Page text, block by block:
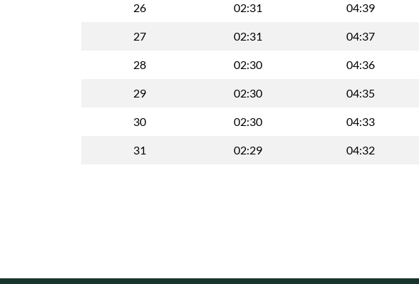
26 02:31 04:39
27 02:31 04:37
28 02:30 04:36
29 02:30 04:35
30 02:30 04:33
31 02:29 04:32